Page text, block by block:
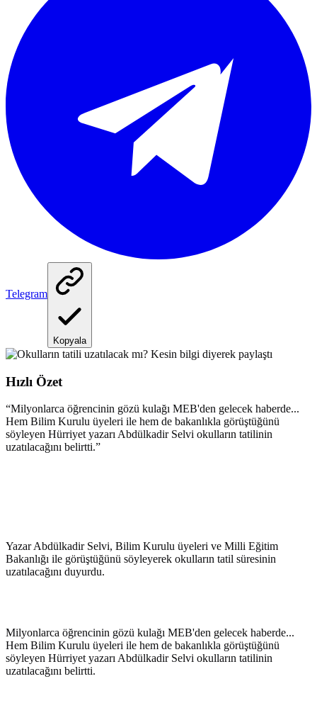
Telegram
Kopyala
Hızlı Özet
“Milyonlarca öğrencinin gözü kulağı MEB'den gelecek haberde...
Hem Bilim Kurulu üyeleri ile hem de bakanlıkla görüştüğünü
söyleyen Hürriyet yazarı Abdülkadir Selvi okulların tatilinin
uzatılacağını belirtti.”
Yazar Abdülkadir Selvi, Bilim Kurulu üyeleri ve Milli Eğitim
Bakanlığı ile görüştüğünü söyleyerek okulların tatil süresinin
uzatılacağını duyurdu.
Milyonlarca öğrencinin gözü kulağı MEB'den gelecek haberde...
Hem Bilim Kurulu üyeleri ile hem de bakanlıkla görüştüğünü
söyleyen Hürriyet yazarı Abdülkadir Selvi okulların tatilinin
uzatılacağını belirtti.